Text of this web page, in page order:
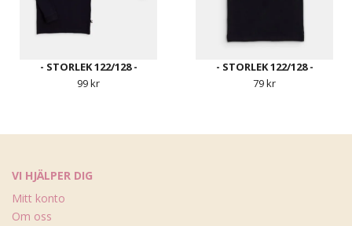
- STORLEK 122/128 -
99 kr
- STORLEK 122/128 -
79 kr
VI HJÄLPER DIG
Mitt konto
Om oss